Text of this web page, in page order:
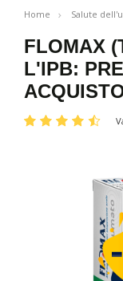
Home Salute
FLOMAX
L'IPB: